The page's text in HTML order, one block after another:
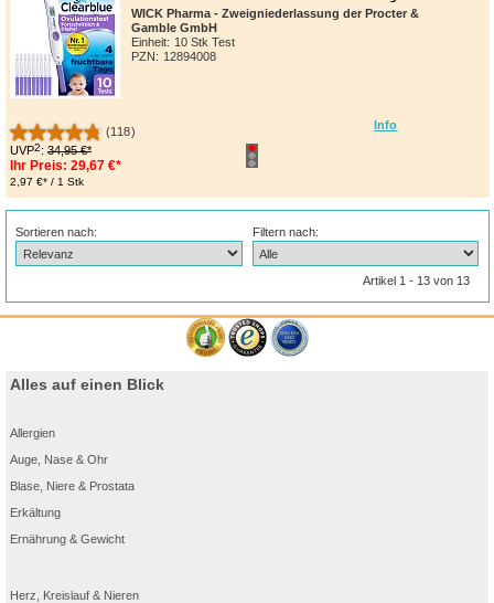
Info
WICK Pharma - Zweigniederlassung der Procter &
Gamble GmbH
Einheit: 10 Stk Test
PZN: 12894008
(118)
UVP2: 34,95 €*
Ihr Preis: 29,67 €*
2,97 €* / 1 Stk
Sortieren nach: Filtern nach:
Artikel 1 - 13 von 13
Alles auf einen Blick
Allergien
Auge, Nase & Ohr
Blase, Niere & Prostata
Erkältung
Ernährung & Gewicht
Herz, Kreislauf & Nieren